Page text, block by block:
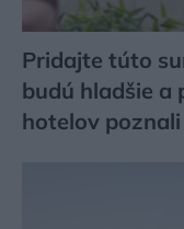
Pridajte túto
budú hladšie a
hotelov